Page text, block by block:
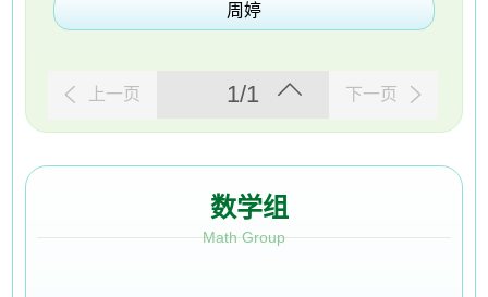
周婷
上一页 1/1 下一页
数学组
Math Group